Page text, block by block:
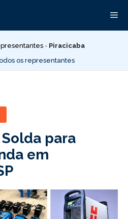
- Piracicaba
os representantes
para
em